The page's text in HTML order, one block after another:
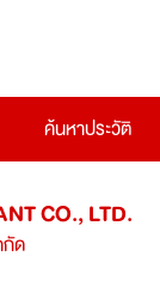
ค้นหาประวัติ
CO., LTD.
กัด